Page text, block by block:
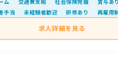
手当
未経験者歓迎 研修あり 再雇用
求人詳細を見る